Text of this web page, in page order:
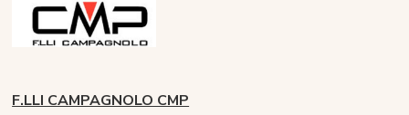
F.LLI CAMPAGNOLO CMP